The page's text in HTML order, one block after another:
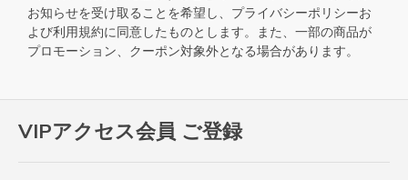
VIPアクセス会員 ご登録
お知らせを受け取ることを希望し、 プライバシーポリシーお
よび利用規約に同意したものとします。また、一部の商品が
プロモーション、クーポン対象外となる場合があります。